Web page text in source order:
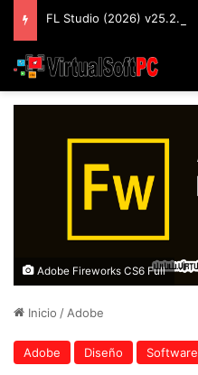
Adobe Fireworks CS6 Full
Inicio / Adobe
Adobe Diseño Software